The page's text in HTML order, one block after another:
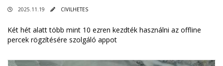
2025.11.19 CIVILHETES
Két hét alatt több mint 10 ezren kezdték használni az offline
percek rögzítésére szolgáló appot